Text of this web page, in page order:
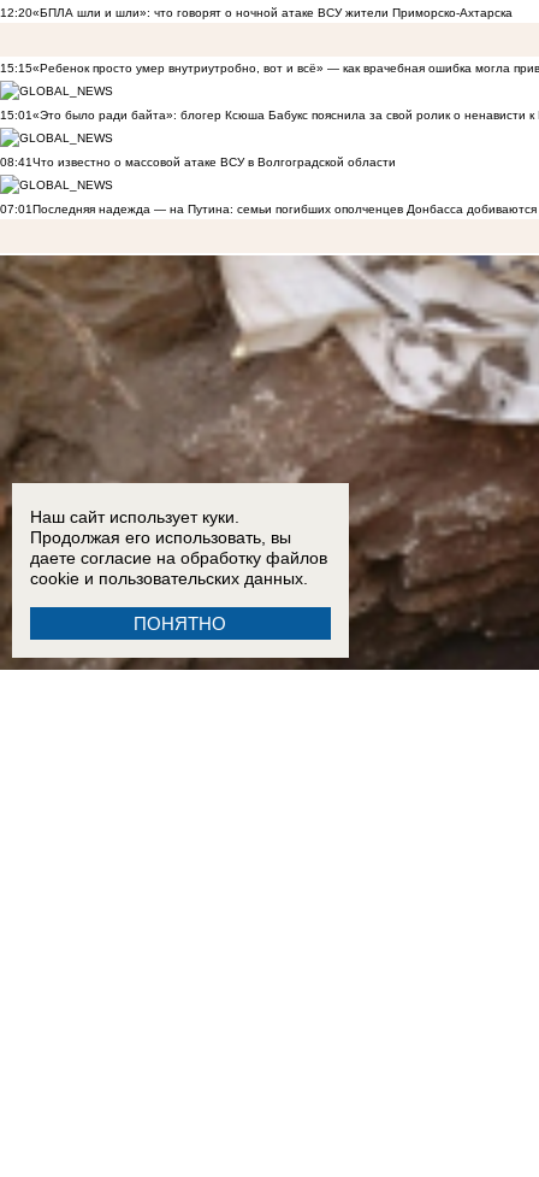
12:20«БПЛА шли и шли»: что говорят о ночной атаке ВСУ жители Приморско-Ахтарска
15:15«Ребенок просто умер внутриутробно, вот и всё» — как врачебная ошибка могла
15:01«Это было ради байта»: блогер Ксюша Бабукс пояснила за свой ролик о ненависти
08:41Что известно о массовой атаке ВСУ в Волгоградской области
07:01Последняя надежда — на Путина: семьи погибших ополченцев Донбасса добиваются
Наш сайт использует куки.
Продолжая его использовать, вы
даете согласие на обработку файлов
cookie и пользовательских данных.
ПОНЯТНО